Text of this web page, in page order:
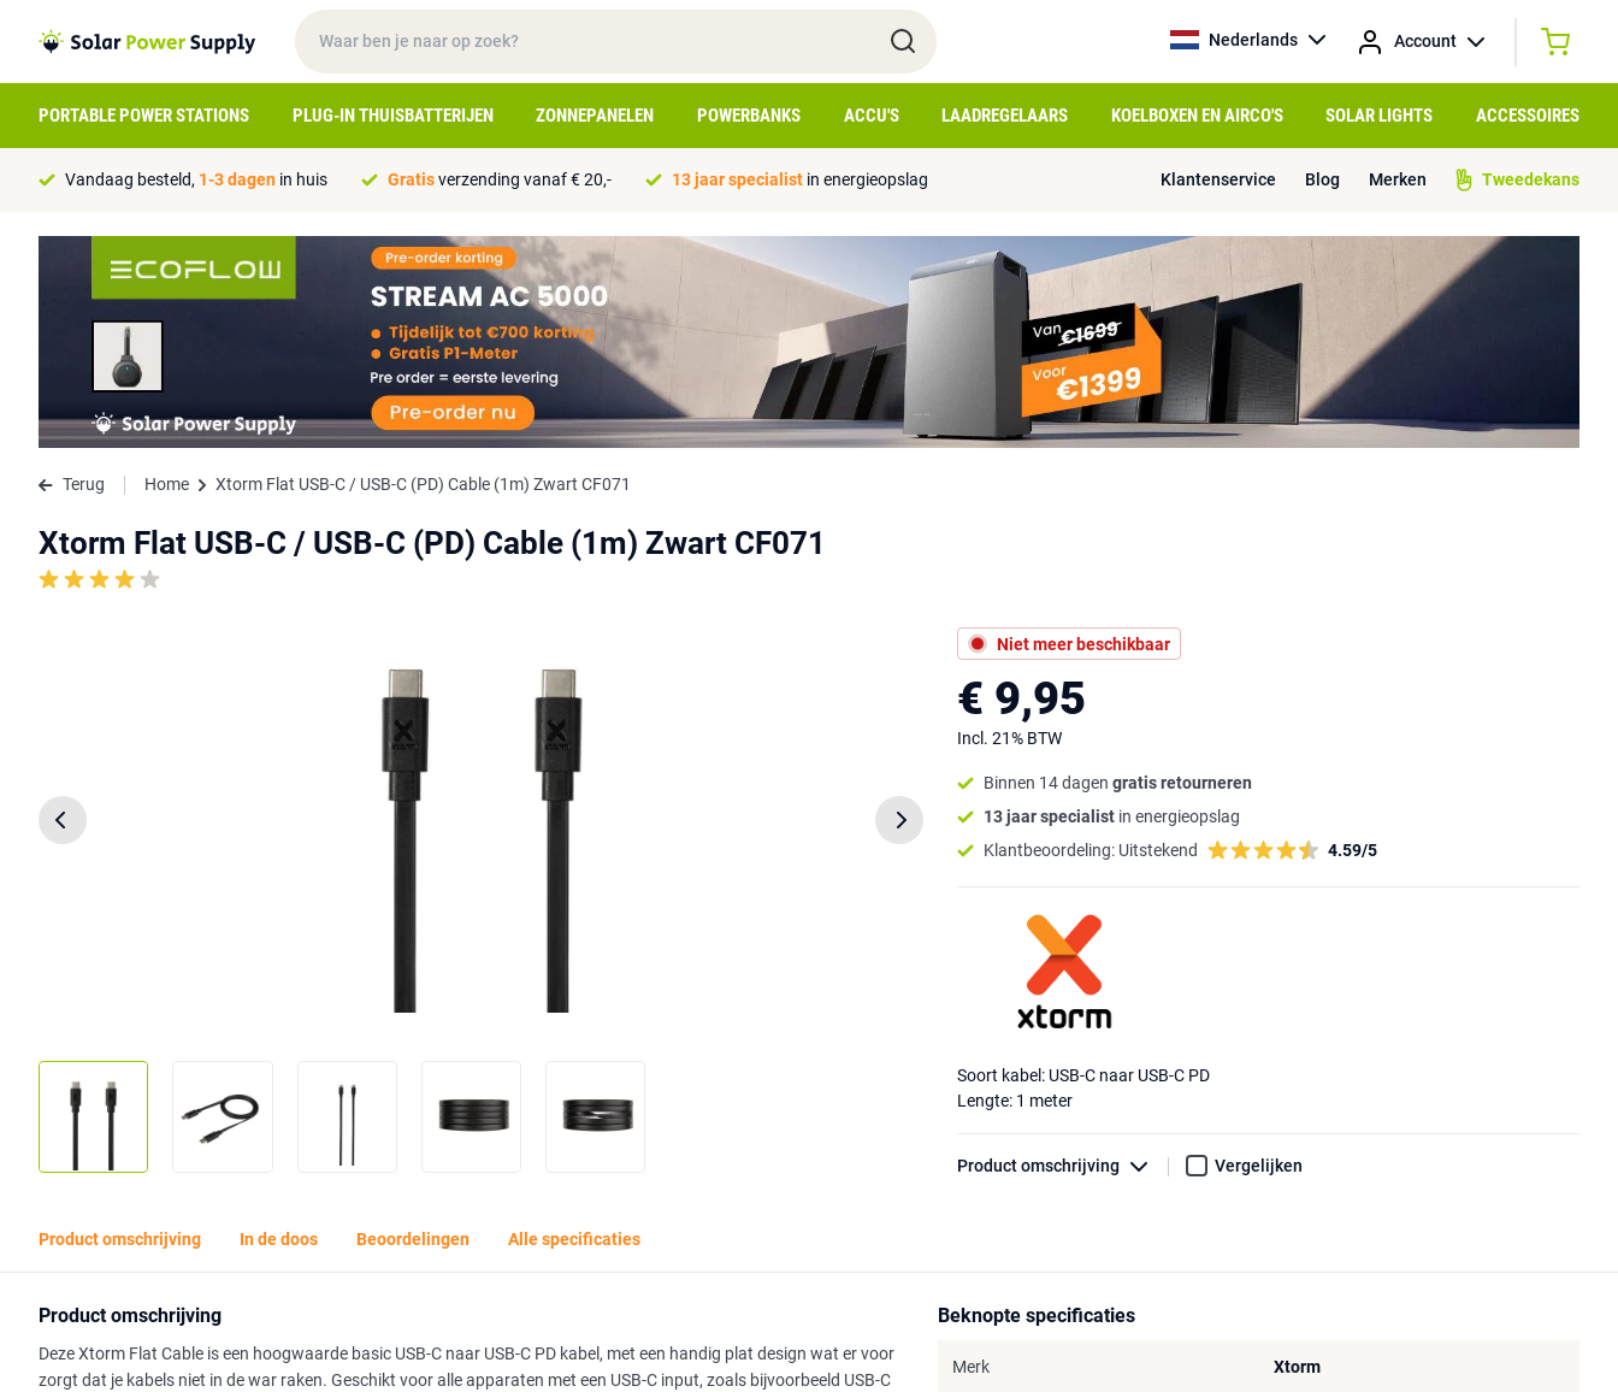
Nederlands Account
PORTABLE POWER STATIONS PLUG-IN THUISBATTERIJEN ZONNEPANELEN POWERBANKS ACCU'S LAADREGELAARS KOELBOXEN EN AIRCO'S SOLAR LIGHTS ACCESSOIRES
Vandaag besteld, 1-3 dagen in huis Gratisverzending vanaf € 20,- 13 jaar specialist in energieopslag Klantenservice Blog Merken Tweedekans
Terug Home Xtorm Flat USB-C / USB-C (PD) Cable (1m) Zwart CF071
Xtorm Flat USB-C / USB-C (PD) Cable (1m) Zwart CF071
Niet meer beschikbaar
€ 9,95
Incl. 21% BTW
Binnen 14 dagen gratis retourneren
13 jaar specialist in energieopslag
Klantbeoordeling: Uitstekend 4.59/5
Soort kabel: USB-C naar USB-C PD
Lengte: 1 meter
Product omschrijving Vergelijken
Product omschrijving In de doos Beoordelingen Alle specificaties
Product omschrijving
Deze Xtorm Flat Cable is een hoogwaarde basic USB-C naar USB-C PD kabel, met een handig plat design wat er voor
zorgt dat je kabels niet in de war raken. Geschikt voor alle apparaten met een USB-C input, zoals bijvoorbeeld USB-C
Beknopte specificaties
Merk Xtorm